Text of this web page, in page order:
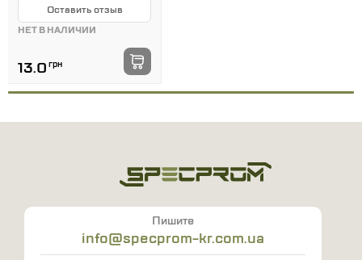
Оставить отзыв
НЕТ В НАЛИЧИИ
13.0 грн
Пишите
info@specprom-kr.com.ua